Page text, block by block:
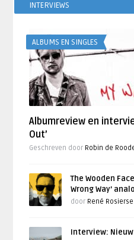
INTERVIEWS
ALBUMS EN SINGLES
Albumreview en
Out’
Geschreven door Robin de
The Wooden
Wrong Way’
door René Rosierse
Interview: